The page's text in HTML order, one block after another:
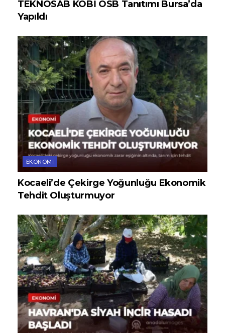
TEKNOSAB KOBİ OSB Tanıtımı Bursa’da
Yapıldı
EKONOMI
Kocaeli’de Çekirge Yoğunluğu Ekonomik
Tehdit Oluşturmuyor